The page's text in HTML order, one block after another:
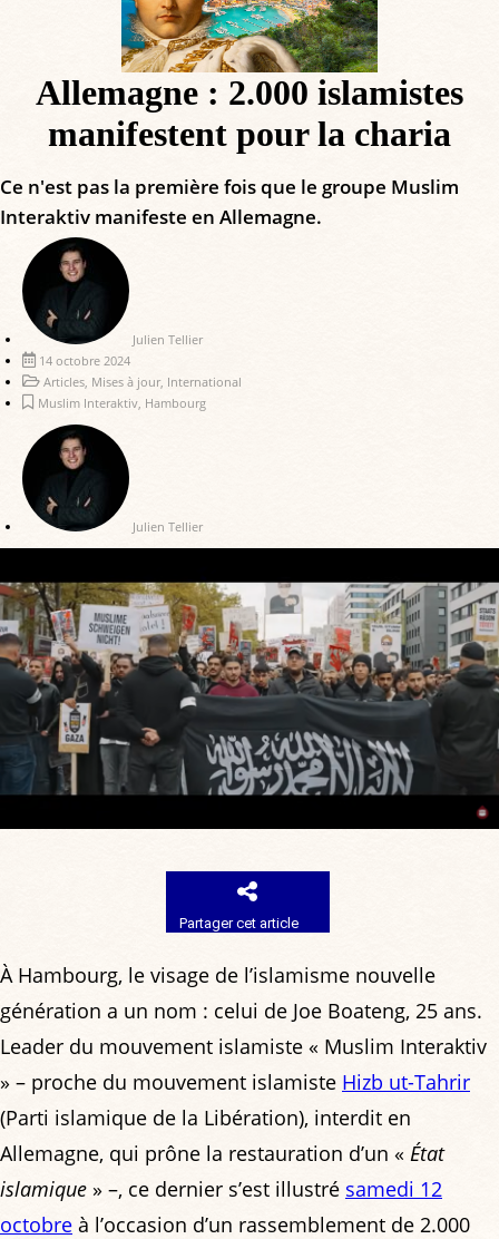
Allemagne : 2.000 islamistes
manifestent pour la charia
Ce n'est pas la première fois que le groupe Muslim
Interaktiv manifeste en Allemagne.
Julien Tellier
14 octobre 2024
Articles, Mises à jour, International
Muslim Interaktiv, Hambourg
Julien Tellier
Partager cet article
À Hambourg, le visage de l’islamisme nouvelle
génération a un nom : celui de Joe Boateng, 25 ans.
Leader du mouvement islamiste « Muslim Interaktiv
» – proche du mouvement islamiste Hizb ut-Tahrir
(Parti islamique de la Libération), interdit en
Allemagne, qui prône la restauration d’un « État
islamique » –, ce dernier s’est illustré samedi 12
octobre à l’occasion d’un rassemblement de 2.000